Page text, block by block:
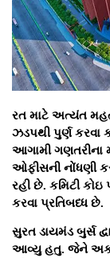
રત માટે અત્યંત
ઝડપથી પુર્ણ કરવા
આગામી ગણતરીના
ઓફીસની નોંધણી
રહી છે. કમિટી
કરવા પ્રતિબધ્ધ છે.
સુરત ડાયમંડ બુર્સ
આવ્યુ હતુ. જેને